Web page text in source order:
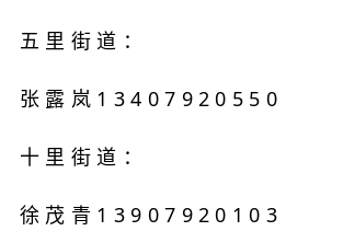
五里街道：
张露岚13407920550
十里街道：
徐茂青13907920103